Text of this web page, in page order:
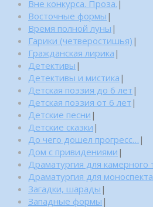
Вне конкурса. Проза. |
Восточные формы |
Время полной луны |
Гарики (четверостишья) |
Гражданская лирика |
Детективы |
Детективы и мистика |
Детская поэзия до 6 лет |
Детская поэзия от 6 лет |
Детские песни |
Детские сказки |
До чего дошел прогресс… |
Дом с привидениями |
Драматургия для камерного
Драматургия для
Загадки, шарады |
Западные формы |